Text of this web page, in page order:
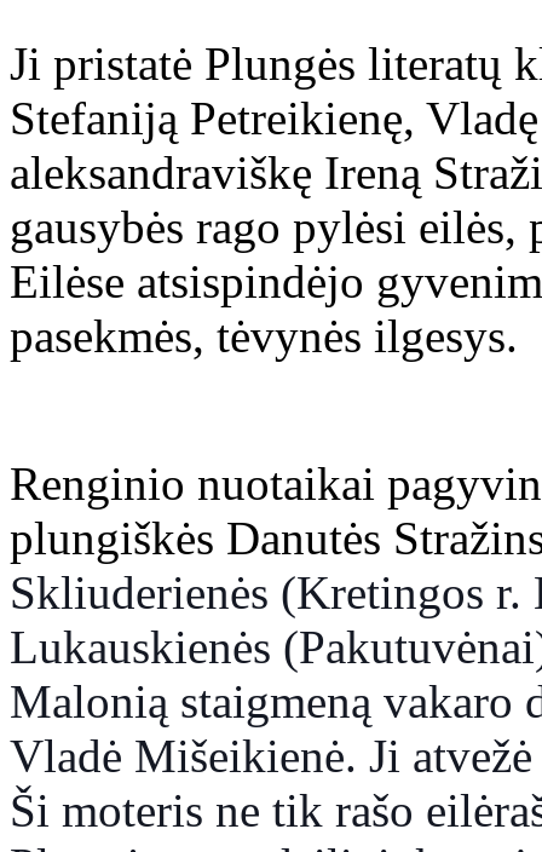
Ji pristatė Plungės literatų
Stefaniją Petreikienę,
aleksandraviškę Ireną
gausybės rago pylėsi
Eilėse atsispindėjo
pasekmės, tėvynės ilgesys.
Renginio nuotaikai
plungiškės Danutės
Skliuderienės (Kretingos
Lukauskienės
Malonią staigmeną vakaro
Vladė Mišeikienė. Ji
Ši moteris ne tik rašo